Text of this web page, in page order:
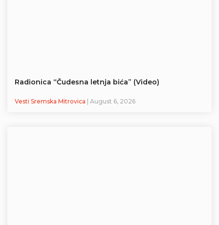
Radionica “Čudesna letnja bića” (Video)
Vesti Sremska Mitrovica | August 6, 2026